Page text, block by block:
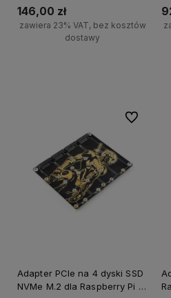
Pi 5
146,00 zł
zawiera 23% VAT, bez kosztów
dostawy
Adapter PCIe na 4 dyski SSD
NVMe M.2 dla Raspberry Pi 5
Do